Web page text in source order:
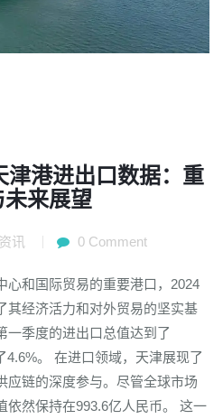
津港进出口数据：重
来展望
讯 0 Comment
心和国际贸易的重要港口，2024
其经济活力和对外贸易的坚实基
一季度的进出口总值达到了
4.6%。 在进口领域，天津展现了
应链的深度参与。尽管全球市场
依然保持在993.6亿人民币。 这一